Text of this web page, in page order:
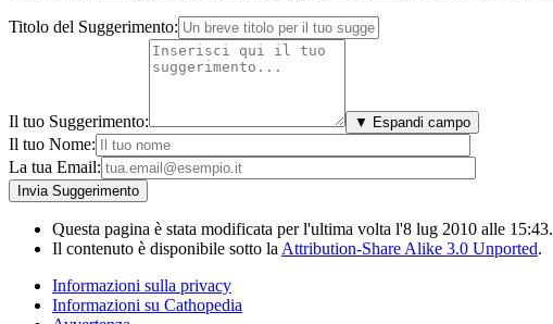
Titolo del Suggerimento:
Il tuo Suggerimento: ▼ Espandi campo
Il tuo Nome:
La tua Email:
Questa pagina è stata modificata per l'ultima volta l'8 lug 2010 alle 15:43.
Il contenuto è disponibile sotto la Attribution-Share Alike 3.0 Unported.
Informazioni sulla privacy
Informazioni su Cathopedia